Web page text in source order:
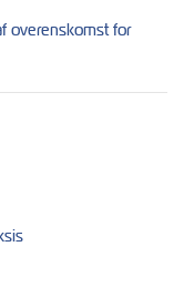
overenskomst for